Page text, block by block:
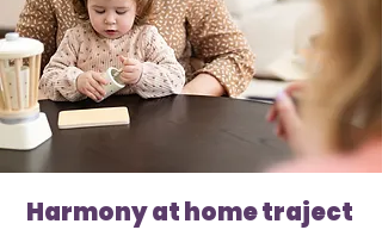
Harmony at home traject